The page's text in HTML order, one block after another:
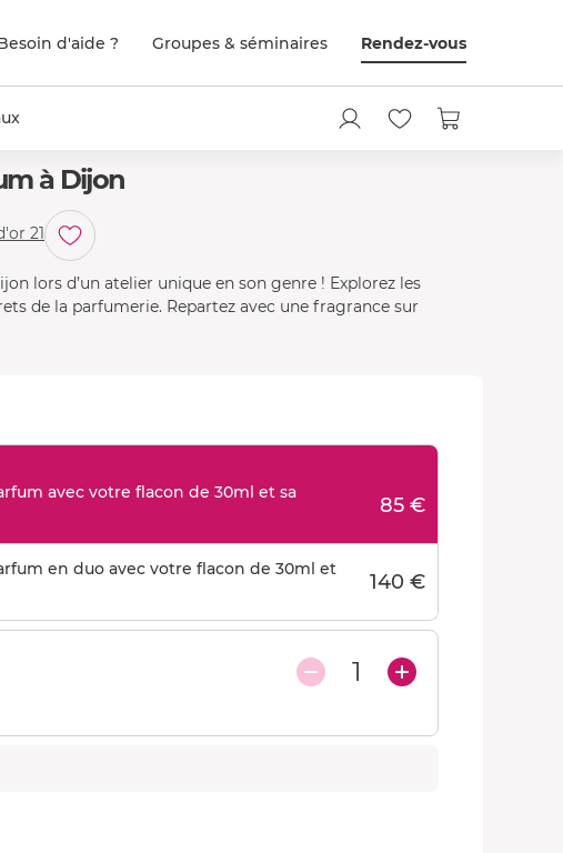
d'aide ? Groupes & séminaires Rendez-vous
à Dijon
21
lors d’un atelier unique en son genre ! Explorez les
de la parfumerie. Repartez avec une fragrance sur
avec votre flacon de 30ml et sa
85 €
en duo avec votre flacon de 30ml et
140 €
1